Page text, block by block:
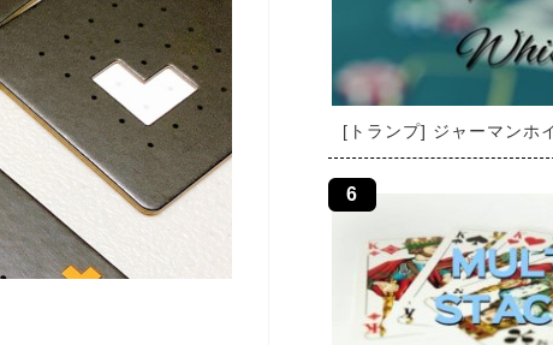
[トランプ] ジャーマンホ